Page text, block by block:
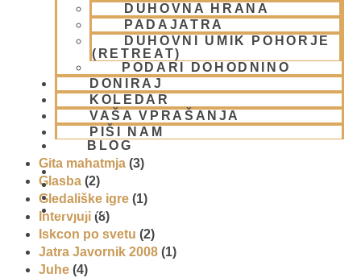
DUHOVNA HRANA
PADAJATRA
DUHOVNI UMIK POHORJE
(RETREAT)
PODARI DOHODNINO
DONIRAJ
KOLEDAR
VAŠA VPRAŠANJA
PIŠI NAM
BLOG
01 431 21 24
Animacije(1)
(4)
Bog, živo bitje in narava
Centri, Nama hatte in sange po Sloveniji(1)
Duhovni učitelj – Šrila Prabhupada(9)
Duhovni umik(1)
Ekadaši(9)
FESTIVALI(10)
Gita mahatmja (3)
Glasba (2)
Gledališke igre (1)
Intervjuji (8)
Iskcon po svetu (2)
Jatra Javornik 2008 (1)
Juhe (4)